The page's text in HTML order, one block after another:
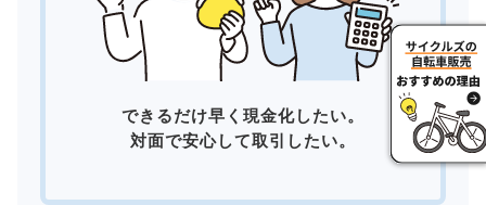
できるだけ早く現金化したい。
対面で安心して取引したい。